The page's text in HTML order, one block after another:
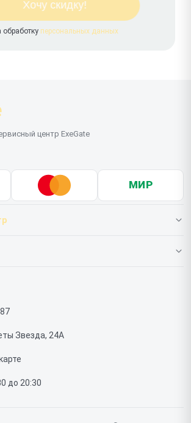
обработку персональных данных
центр ExeGate
МИР
оплаты
Звезда, 24А
до 20:30